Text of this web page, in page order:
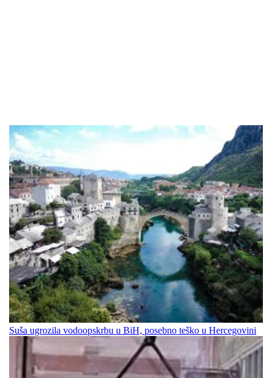
Suša ugrozila vodoopskrbu u BiH, posebno teško u Hercegovini